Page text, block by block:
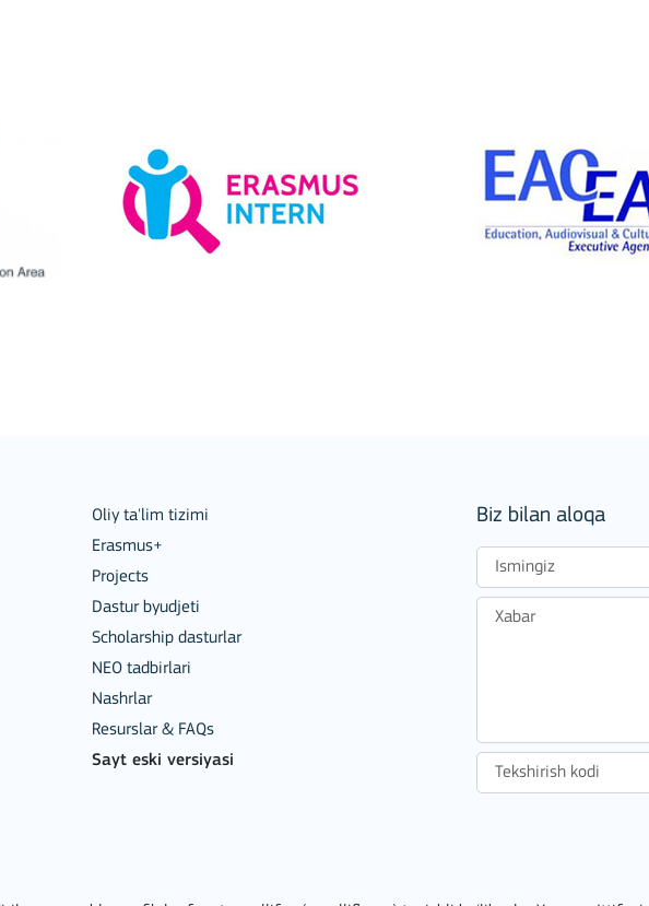
among organisations and institutions
Oliy ta'lim tizimi
Erasmus+
Projects
Dastur byudjeti
Scholarship dasturlar
NEO tadbirlari
Nashrlar
Resurslar & FAQs
Sayt eski versiyasi
Biz bilan aloqa